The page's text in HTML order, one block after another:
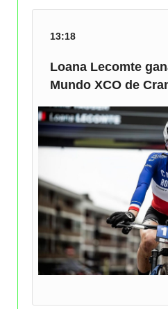
13:18
Loana Lecomte
Mundo XCO de